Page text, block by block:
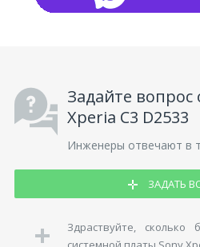
Задайте
Xperia C3 D2533
Инженеры отвечают в
ЗАДАТЬ
Здраствуйте, сколько